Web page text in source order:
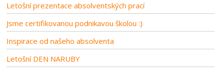
Letošní prezentace absolventských prací
Jsme certifikovanou podnikavou školou :)
Inspirace od našeho absolventa
Letošní DEN NARUBY